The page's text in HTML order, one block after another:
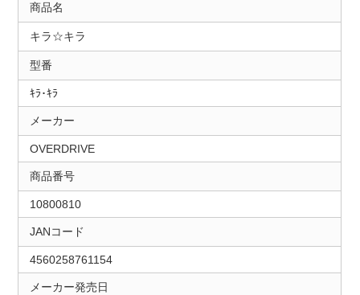
商品名
キラ☆キラ
型番
ｷﾗ･ｷﾗ
メーカー
OVERDRIVE
商品番号
10800810
JANコード
4560258761154
メーカー発売日